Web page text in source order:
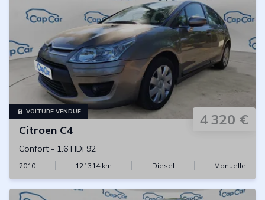
VOITURE VENDUE 4 320 €
Citroen C4
Confort - 1.6 HDi 92
2010 121314km Diesel Manuelle